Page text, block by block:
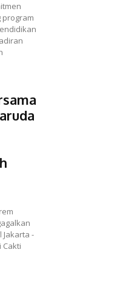
program
Cakti